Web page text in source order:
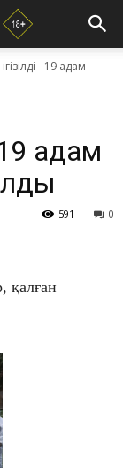
- 19 адам
адам
0
591
қалған